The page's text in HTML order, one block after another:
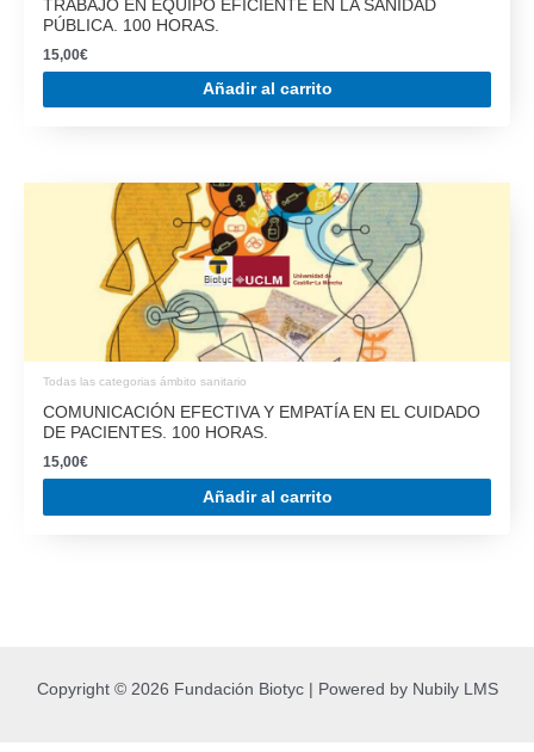
Todas las categorias ámbito sanitario
COMUNICACIÓN EFECTIVA Y EMPATÍA EN EL CUIDADO
DE PACIENTES. 100 HORAS.
Añadir al carrito
Copyright © 2026 Fundación Biotyc | Powered by Nubily LMS